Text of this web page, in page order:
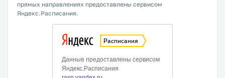
прямых направлениях предоставлены сервисом
Яндекс.Расписания.